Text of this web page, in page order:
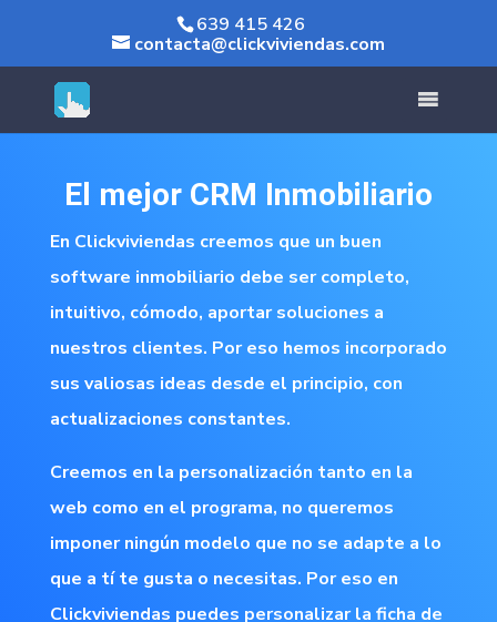
639 415 426
contacta@clickviviendas.com
El mejor CRM Inmobiliario
En Clickviviendas creemos que un buen
software inmobiliario debe ser completo,
intuitivo, cómodo, aportar soluciones a
nuestros clientes. Por eso hemos incorporado
sus valiosas ideas desde el principio, con
actualizaciones constantes.
Creemos en la personalización tanto en la
web como en el programa, no queremos
imponer ningún modelo que no se adapte a lo
que a tí te gusta o necesitas. Por eso en
Clickviviendas puedes personalizar la ficha de